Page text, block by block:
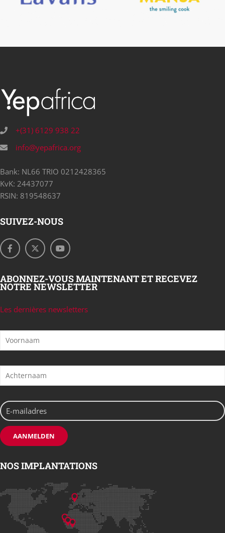
+(31) 6129 938 22
info@yepafrica.org
Bank: NL66 TRIO 0212428365
KvK: 24437077
RSIN: 819548637
SUIVEZ-NOUS
ABONNEZ-VOUS MAINTENANT ET RECEVEZ
NOTRE NEWSLETTER
Les dernières newsletters
NOS IMPLANTATIONS